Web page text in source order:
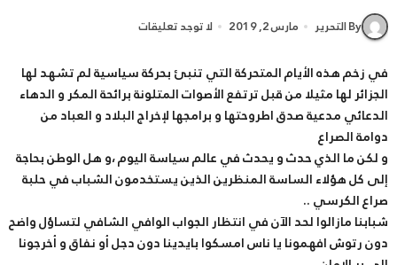
By التحرير مارس 2, 2019 لا توجد تعليقات
في زخم هذه الأيام المتحركة التي تنبئ بحركة سياسية لم تشهد لها
الجزائر لها مثيلا من قبل ترتفع الأصوات المتلونة برائحة المكر و الدهاء
الدعائي مدعية صدق اطروحتها و برامجها لإخراج البلاد و العباد من
دوامة الصراع
و لكن ما الذي حدث و يحدث في عالم سياسة اليوم ،و هل الوطن بحاجة
إلى كل هؤلاء الساسة المنظرين الذين يستخدمون الشباب في حلبة
صراع الكرسي ..
شبابنا مازالوا لحد الآن في انتظار الجواب الوافي الشافي لتساؤل واضح
دون رتوش افهمونا يا ناس امسكوا بايدينا دون دجل أو نفاق و أخرجونا